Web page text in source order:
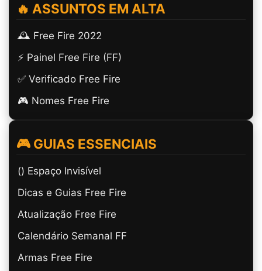
🔥 ASSUNTOS EM ALTA
🕰️ Free Fire 2022
⚡ Painel Free Fire (FF)
✅ Verificado Free Fire
🎮 Nomes Free Fire
🎮 GUIAS ESSENCIAIS
(ㅤ) Espaço Invisível
Dicas e Guias Free Fire
Atualização Free Fire
Calendário Semanal FF
Armas Free Fire